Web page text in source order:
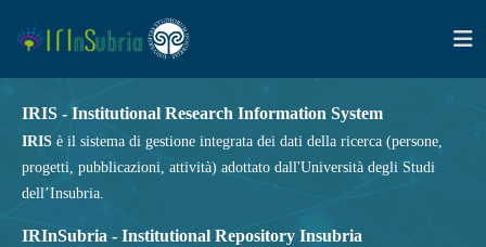
IRIS - Institutional Research Information System
IRIS è il sistema di gestione integrata dei dati della ricerca (persone,
progetti, pubblicazioni, attività) adottato dall'Università degli Studi
dell’Insubria.
IRInSubria - Institutional Repository Insubria